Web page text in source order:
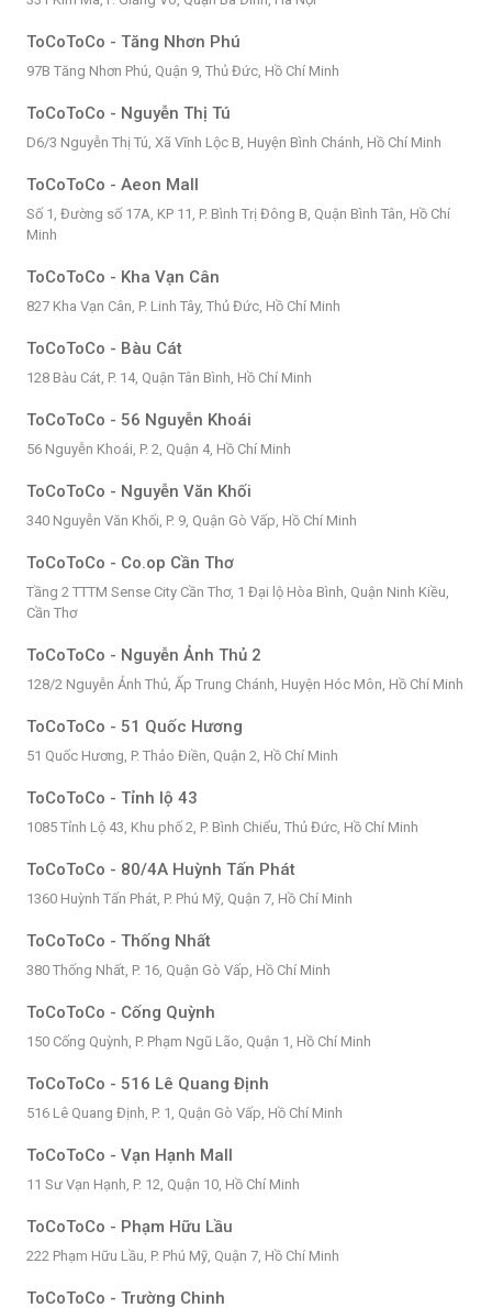
ToCoToCo - Tăng Nhơn Phú
97B Tăng Nhơn Phú, Quận 9, Thủ Đức, Hồ Chí Minh
ToCoToCo - Nguyễn Thị Tú
D6/3 Nguyễn Thị Tú, Xã Vĩnh Lộc B, Huyện Bình Chánh, Hồ Chí Minh
ToCoToCo - Aeon Mall
Số 1, Đường số 17A, KP 11, P. Bình Trị Đông B, Quận Bình Tân, Hồ Chí
Minh
ToCoToCo - Kha Vạn Cân
827 Kha Vạn Cân, P. Linh Tây, Thủ Đức, Hồ Chí Minh
ToCoToCo - Bàu Cát
128 Bàu Cát, P. 14, Quận Tân Bình, Hồ Chí Minh
ToCoToCo - 56 Nguyễn Khoái
56 Nguyễn Khoái, P. 2, Quận 4, Hồ Chí Minh
ToCoToCo - Nguyễn Văn Khối
340 Nguyễn Văn Khối, P. 9, Quận Gò Vấp, Hồ Chí Minh
ToCoToCo - Co.op Cần Thơ
Tầng 2 TTTM Sense City Cần Thơ, 1 Đại lộ Hòa Bình, Quận Ninh Kiều,
Cần Thơ
ToCoToCo - Nguyễn Ảnh Thủ 2
128/2 Nguyễn Ảnh Thủ, Ấp Trung Chánh, Huyện Hóc Môn, Hồ Chí Minh
ToCoToCo - 51 Quốc Hương
51 Quốc Hương, P. Thảo Điền, Quận 2, Hồ Chí Minh
ToCoToCo - Tỉnh lộ 43
1085 Tỉnh Lộ 43, Khu phố 2, P. Bình Chiểu, Thủ Đức, Hồ Chí Minh
ToCoToCo - 80/4A Huỳnh Tấn Phát
1360 Huỳnh Tấn Phát, P. Phú Mỹ, Quận 7, Hồ Chí Minh
ToCoToCo - Thống Nhất
380 Thống Nhất, P. 16, Quận Gò Vấp, Hồ Chí Minh
ToCoToCo - Cống Quỳnh
150 Cống Quỳnh, P. Phạm Ngũ Lão, Quận 1, Hồ Chí Minh
ToCoToCo - 516 Lê Quang Định
516 Lê Quang Định, P. 1, Quận Gò Vấp, Hồ Chí Minh
ToCoToCo - Vạn Hạnh Mall
11 Sư Vạn Hạnh, P. 12, Quận 10, Hồ Chí Minh
ToCoToCo - Phạm Hữu Lầu
222 Phạm Hữu Lầu, P. Phú Mỹ, Quận 7, Hồ Chí Minh
ToCoToCo - Trường Chinh